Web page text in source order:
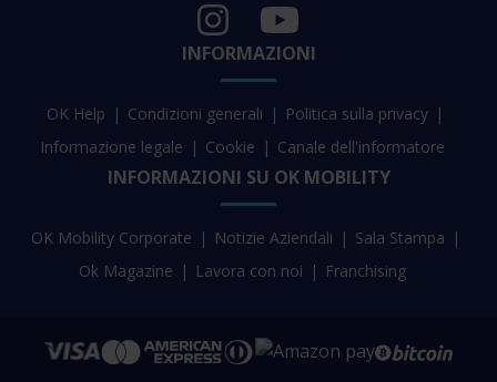
INFORMAZIONI
OK Help Condizioni generali
Politica sulla privacy
Informazione legale
Cookie Canale dell'informatore
INFORMAZIONI SU OK MOBILITY
OK Mobility Corporate Notizie Aziendali
Sala Stampa
Ok Magazine
Lavora con noi Franchising